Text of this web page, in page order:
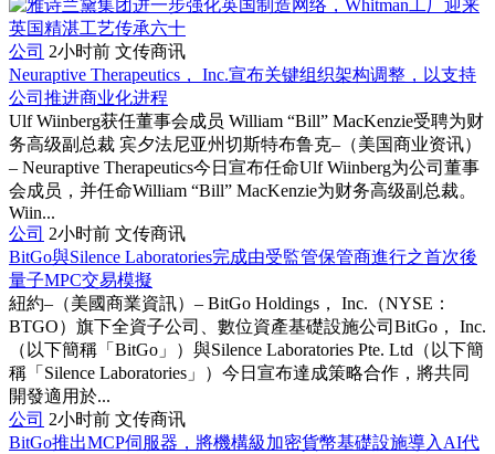
公司 2小时前 文传商讯
Neuraptive Therapeutics， Inc.宣布关键组织架构调整，以支持
公司推进商业化进程
Ulf Wiinberg获任董事会成员 William “Bill” MacKenzie受聘为财
务高级副总裁 宾夕法尼亚州切斯特布鲁克–（美国商业资讯）
– Neuraptive Therapeutics今日宣布任命Ulf Wiinberg为公司董事
会成员，并任命William “Bill” MacKenzie为财务高级副总裁。
Wiin...
公司 2小时前 文传商讯
BitGo與Silence Laboratories完成由受監管保管商進行之首次後
量子MPC交易模擬
紐約–（美國商業資訊）– BitGo Holdings， Inc.（NYSE：
BTGO）旗下全資子公司、數位資產基礎設施公司BitGo， Inc.
（以下簡稱「BitGo」）與Silence Laboratories Pte. Ltd（以下簡
稱「Silence Laboratories」）今日宣布達成策略合作，將共同
開發適用於...
公司 2小时前 文传商讯
BitGo推出MCP伺服器，將機構級加密貨幣基礎設施導入AI代